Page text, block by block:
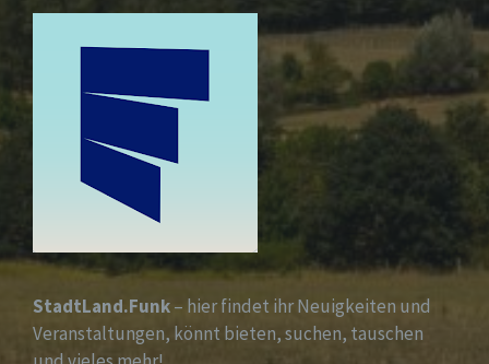
StadtLand.Funk– hier findet ihr Neuigkeiten und
Veranstaltungen, könnt bieten, suchen, tauschen